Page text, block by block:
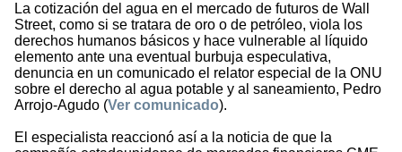
La cotización del agua en el mercado de futuros de Wall
Street, como si se tratara de oro o de petróleo, viola los
derechos humanos básicos y hace vulnerable al líquido
elemento ante una eventual burbuja especulativa,
denuncia en un comunicado el relator especial de la ONU
sobre el derecho al agua potable y al saneamiento, Pedro
Arrojo-Agudo (Ver comunicado).
El especialista reaccionó así a la noticia de que la